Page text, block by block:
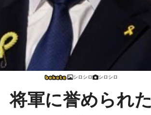
シロシロ シロシロ
将軍に誉められた